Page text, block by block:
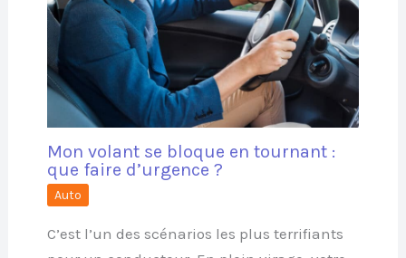
Mon volant se bloque en tournant :
que faire d’urgence ?
Auto
C’est l’un des scénarios les plus terrifiants